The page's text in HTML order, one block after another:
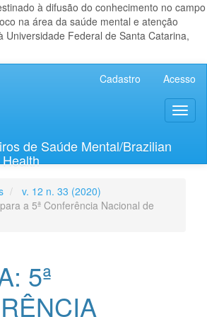
à difusão do conhecimento no campo
na área da saúde mental e atenção
Universidade Federal de Santa Catarina,
Cadastro Acesso
de Saúde Mental/Brazilian
v. 12 n. 33 (2020)
a 5ª Conferência Nacional de
5ª